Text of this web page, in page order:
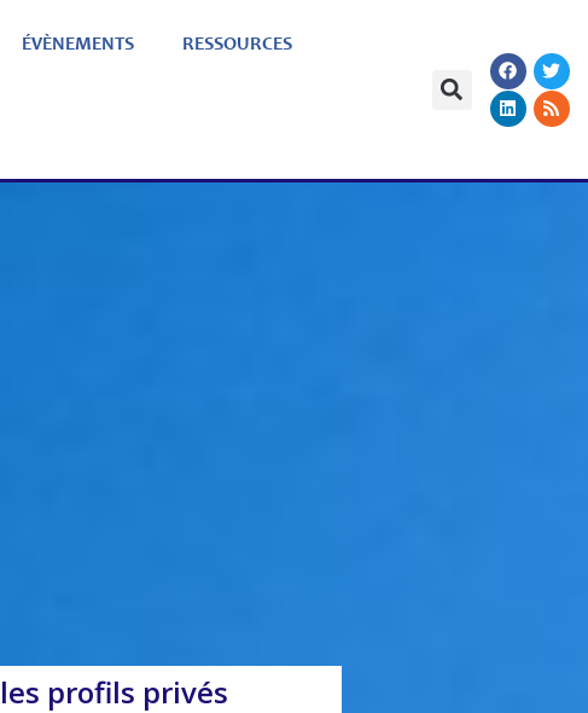
ÉVÈNEMENTS RESSOURCES
profils privés